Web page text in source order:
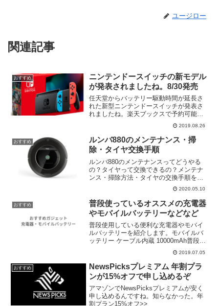
ユージロー
関連記事
おすすめ
ニンテンドースイッチの新モデル
が発表されましたね。8/30発売
任天堂からバッテリー駆動時間が延長さ
れた新型ニンテンドースイッチが発表さ
れましたね。楽天ブックスで予約可能で
す。Nintendo Switch Joy-Con(L) ネオンブ
ルー/(R) ネオンレッド価格：32378円（税
込、送料無料) (...
2019.08.26
おすすめ
ルンバ880のメンテナンス・掃
除・タイヤ交換手順
ルンバ880のメンテナンスってどうやる
の？タイヤって交換できるの？メンテナ
ンス・掃除方法・タイヤの交換手順を紹
2020.05.10
おすすめ
普段使っているオススメの充電器
やモバイルバッテリーなどなど
普段使用している便利な充電器やモバイ
ルバッテリーを紹介します。モバイルバ
ッテリー ケーブル内蔵 10000mAh普段持
ち歩いているモバイルバッテリーはこ
れ。ケーブル内蔵で約170gと軽量なので
普段使いにはもってこい。Nimaso PD
3....
2019.07.05
おすすめ
NewsPicksプレミアム 年割プラ
ンが15%オフで申し込めるぞ
アマゾンでNewsPicksプレミアムが安く
申し込めるんですね。知らなかった。年
割プラン15%オフ>>